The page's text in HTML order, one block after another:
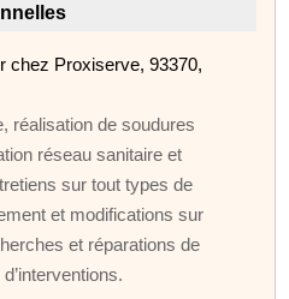
chez Proxiserve, 93370,
réalisation de soudures
réseau sanitaire et
sur tout types de
et modifications sur
et réparations de